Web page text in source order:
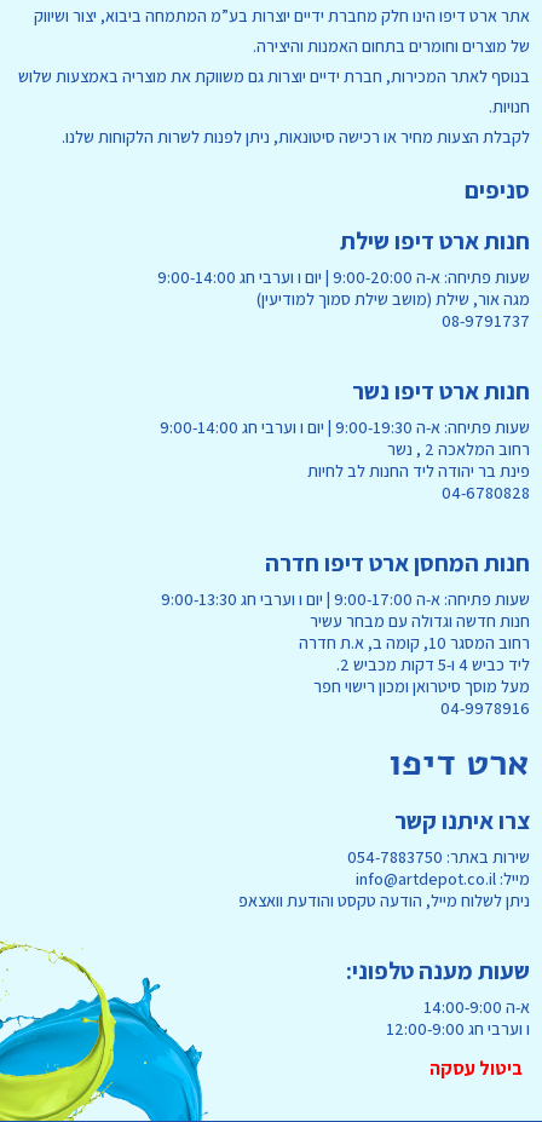
אתר ארט דיפו הינו חלק מחברת ידיים יוצרות בע”מ המתמחה ביבוא, יצור ושיווק
של מוצרים וחומרים בתחום האמנות והיצירה.
בנוסף לאתר המכירות, חברת ידיים יוצרות גם משווקת את מוצריה באמצעות שלוש
חנויות.
לקבלת הצעות מחיר או רכישה סיטונאות, ניתן לפנות לשרות הלקוחות שלנו.
סניפים
חנות ארט דיפו שילת
שעות פתיחה: א-ה 9:00-20:00 | יום ו וערבי חג 9:00-14:00
מגה אור, שילת (מושב שילת סמוך למודיעין)
08-9791737
חנות ארט דיפו נשר
שעות פתיחה: א-ה 9:00-19:30 | יום ו וערבי חג 9:00-14:00
רחוב המלאכה 2 , נשר
פינת בר יהודה ליד החנות לב לחיות
04-6780828
חנות המחסן ארט דיפו חדרה
שעות פתיחה: א-ה 9:00-17:00 | יום ו וערבי חג 9:00-13:30
חנות חדשה וגדולה עם מבחר עשיר
רחוב המסגר 10, קומה ב, א.ת חדרה
ליד כביש 4 ו-5 דקות מכביש 2.
מעל מוסך סיטרואן ומכון רישוי חפר
04-9978916
ארט דיפו
צרו איתנו קשר
שירות באתר: 054-7883750
מייל: info@artdepot.co.il
ניתן לשלוח מייל, הודעה טקסט והודעת וואצאפ
שעות מענה טלפוני:
א-ה 14:00-9:00
ו וערבי חג 12:00-9:00
ביטול עסקה